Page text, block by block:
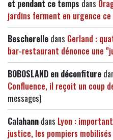
et pendant ce temps dans
jardins ferment en urgence ce
Bescherelle dans Gerland :
bar-restaurant dénonce une
BOBOSLAND en déconfiture
Confluence, il reçoit un coup
messages)
Calahann dans Lyon :
justice, les pompiers mobilisés